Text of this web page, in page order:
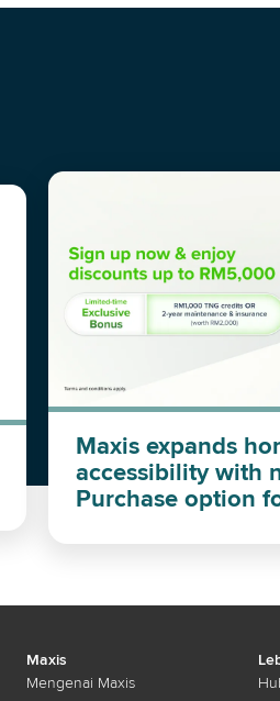
Maxis expands
accessibility with
Purchase option
Maxis
Mengenai Maxis